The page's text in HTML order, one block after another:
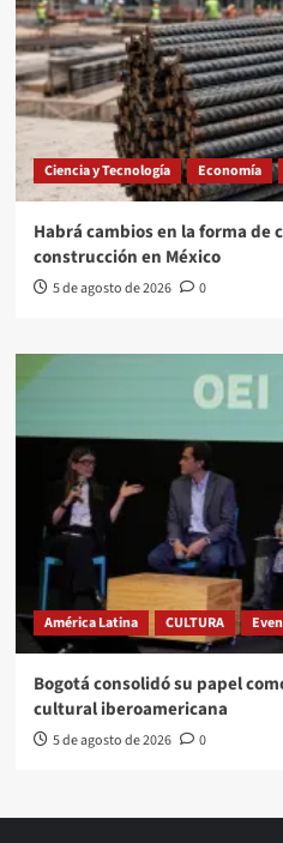
Ciencia y Tecnología Economía
Habrá cambios en la forma de
construcción en México
5 de agosto de 2026 0
América Latina CULTURA
Bogotá consolidó su papel
cultural iberoamericana
5 de agosto de 2026 0